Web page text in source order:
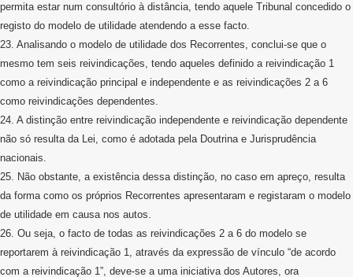
permita estar num consultório à distância, tendo aquele Tribunal concedido o
registo do modelo de utilidade atendendo a esse facto.
23. Analisando o modelo de utilidade dos Recorrentes, conclui-se que o
mesmo tem seis reivindicações, tendo aqueles definido a reivindicação 1
como a reivindicação principal e independente e as reivindicações 2 a 6
como reivindicações dependentes.
24. A distinção entre reivindicação independente e reivindicação dependente
não só resulta da Lei, como é adotada pela Doutrina e Jurisprudência
nacionais.
25. Não obstante, a existência dessa distinção, no caso em apreço, resulta
da forma como os próprios Recorrentes apresentaram e registaram o modelo
de utilidade em causa nos autos.
26. Ou seja, o facto de todas as reivindicações 2 a 6 do modelo se
reportarem à reivindicação 1, através da expressão de vínculo “de acordo
com a reivindicação 1”, deve-se a uma iniciativa dos Autores, ora